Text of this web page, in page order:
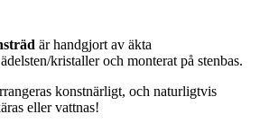
är handgjort av äkta
kristaller och monterat på stenbas.
konstnärligt, och naturligtvis
eller vattnas!